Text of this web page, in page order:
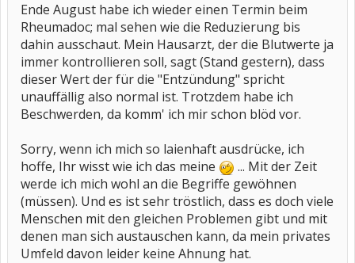
Ende August habe ich wieder einen Termin beim
Rheumadoc; mal sehen wie die Reduzierung bis
dahin ausschaut. Mein Hausarzt, der die Blutwerte ja
immer kontrollieren soll, sagt (Stand gestern), dass
dieser Wert der für die "Entzündung" spricht
unauffällig also normal ist. Trotzdem habe ich
Beschwerden, da komm' ich mir schon blöd vor.
Sorry, wenn ich mich so laienhaft ausdrücke, ich
hoffe, Ihr wisst wie ich das meine
... Mit der Zeit
werde ich mich wohl an die Begriffe gewöhnen
(müssen). Und es ist sehr tröstlich, dass es doch viele
Menschen mit den gleichen Problemen gibt und mit
denen man sich austauschen kann, da mein privates
Umfeld davon leider keine Ahnung hat.